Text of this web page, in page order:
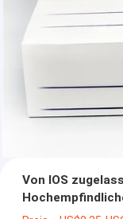
Von IOS